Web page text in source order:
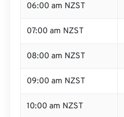
06:00 am NZST
07:00 am NZST
08:00 am NZST
09:00 am NZST
10:00 am NZST